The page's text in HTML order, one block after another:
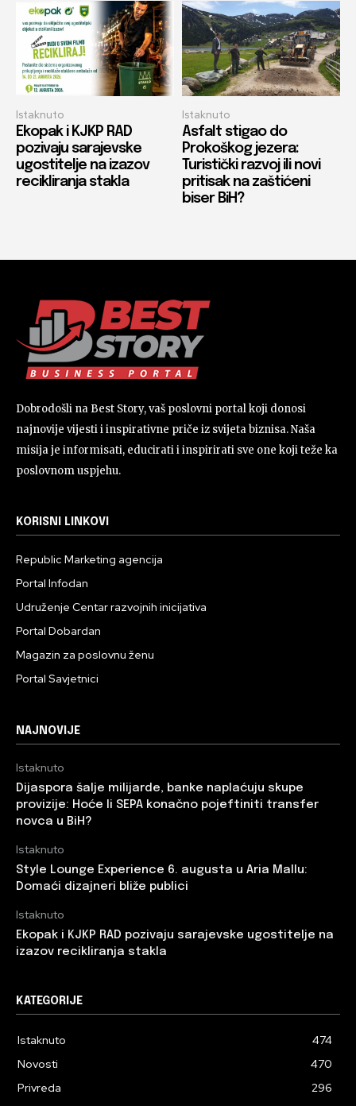
Istaknuto
Ekopak i KJKP RAD
pozivaju sarajevske
ugostitelje na izazov
recikliranja stakla
Istaknuto
Asfalt stigao do
Prokoškog jezera:
Turistički razvoj ili novi
pritisak na zaštićeni
biser BiH?
Dobrodošli na Best Story, vaš poslovni portal koji donosi
najnovije vijesti i inspirativne priče iz svijeta biznisa. Naša
misija je informisati, educirati i inspirirati sve one koji teže ka
poslovnom uspjehu.
KORISNI LINKOVI
Republic Marketing agencija
Portal Infodan
Udruženje Centar razvojnih inicijativa
Portal Dobardan
Magazin za poslovnu ženu
Portal Savjetnici
NAJNOVIJE
Istaknuto
Dijaspora šalje milijarde, banke naplaćuju skupe
provizije: Hoće li SEPA konačno pojeftiniti transfer
novca u BiH?
Istaknuto
Style Lounge Experience 6. augusta u Aria Mallu:
Domaći dizajneri bliže publici
Istaknuto
Ekopak i KJKP RAD pozivaju sarajevske ugostitelje na
izazov recikliranja stakla
KATEGORIJE
Istaknuto
474
Novosti
470
Privreda
296